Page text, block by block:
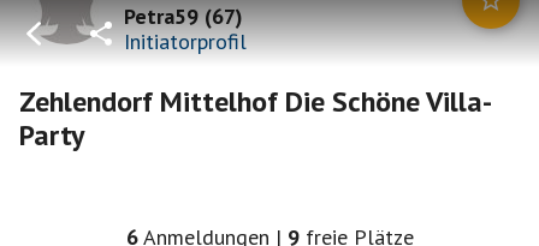
Petra59(67)
Initiatorprofil
Zehlendorf Mittelhof Die Schöne Villa-
Party
6Anmeldungen | 9 freie Plätze